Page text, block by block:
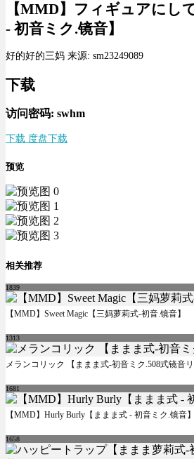
【MMD】フィギュアにし
- 初音ミク.镜音】
好的好的三妈 来源: sm23249089
下载
访问密码: swhm
下载 度盘下载
预览
相关推荐
1839
【MMD】Sweet Magic【三妈萝莉式-初音.镜音】
1313
メランコリック 【ままま式-初音ミク.508式镜音リ
1681
【MMD】Hurly Burly【ままま式 - 初音ミク.镜音】
1658